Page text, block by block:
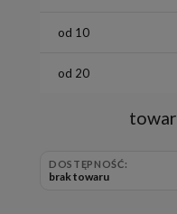
od 10
od 20
DOSTĘPNOŚĆ:
brak towaru